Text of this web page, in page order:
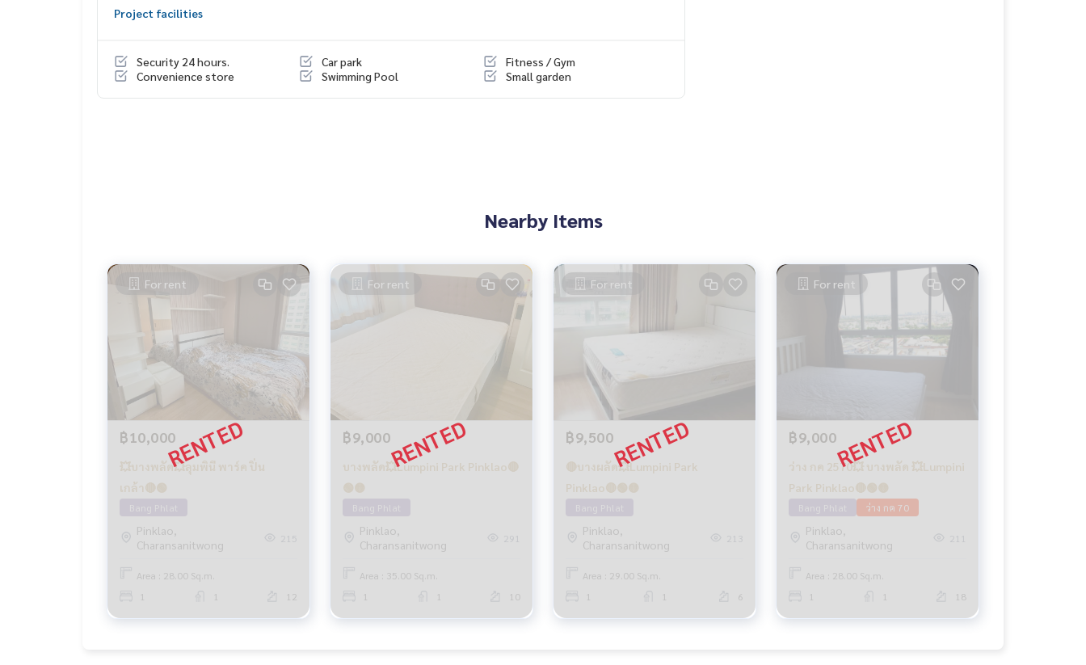
Project facilities
Security 24 hours. Car park
Fitness / Gym
Convenience store
Swimming Pool Small garden
Nearby Items
For rent
฿10,000
💥บางพลัด💥ลุมพินี พาร์ค ปิ่น
เกล้า🔴🟢
Pinklao,
Charansanitwong
215
Area : 28.00 Sq.m.
1
1 12
For rent
฿9,000
บางพลัด💥Lumpini Park Pinklao🔴
🟢🟡
Pinklao,
Charansanitwong
291
Area : 35.00 Sq.m.
1
1 10
For rent
฿9,500
🔴บางผลัด💥Lumpini Park
Pinklao🔴🟢🟡
Pinklao,
Charansanitwong
Area : 29.00 Sq.m.
1
1 6
For rent
฿9,000
ว่าง กค 2570💥 บางพลัด 💥Lumpini
Park Pinklao🔴🟢🟡
ว่าง กค 70
Pinklao,
Charansanitwong
Area : 28.00 Sq.m.
1
1 18